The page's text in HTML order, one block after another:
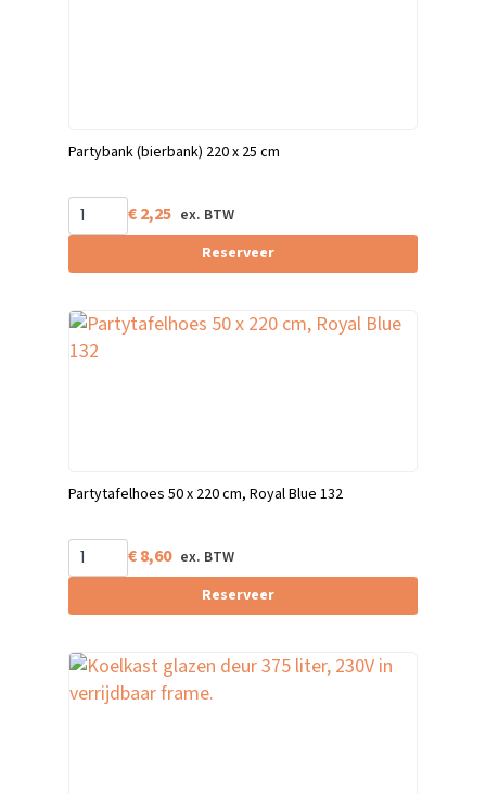
Partybank (bierbank) 220 x 25 cm
€2,25
Reserveer
Partytafelhoes 50 x 220 cm, Royal Blue 132
€8,60
Reserveer